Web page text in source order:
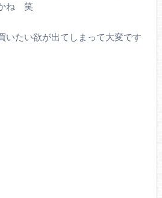
ね 笑
いたい欲が出てしまって大変です